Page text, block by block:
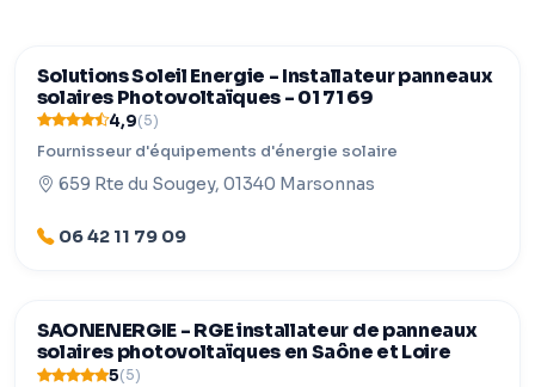
Solutions Soleil Energie - Installateur panneaux
solaires Photovoltaïques - 01 71 69
4,9(5)
Fournisseur d'équipements d'énergie solaire
659 Rte du Sougey, 01340 Marsonnas
06 42 11 79 09
SAONENERGIE - RGE installateur de panneaux
solaires photovoltaïques en Saône et Loire
5(5)